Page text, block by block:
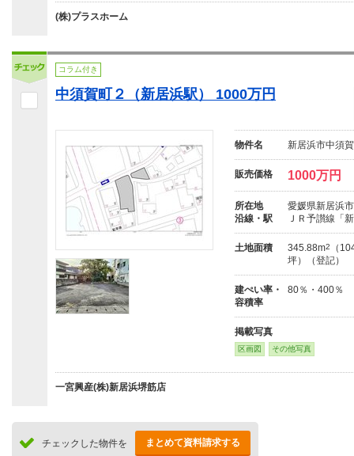
(株)プラスホーム
コラム付き
中須賀町２（新居浜駅） 1000万円
物件名 新居浜市中須
販売価格 1000万円
所在地
愛媛県新居浜
沿線・駅
ＪＲ予讃線「
土地面積 345.88m2
（
坪）（登記）
建ぺい率・
容積率
80％・400％
掲載写真
区画図 その他写真
一宮興産(株)新居浜堺筋店
チェックした物件を まとめて資料請求する